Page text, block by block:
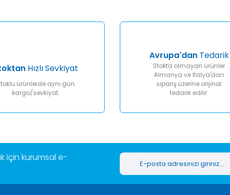
Gönder
Hızlı Sevkiyat
ürünlerde aynı gün
kargo/sevkiyat.
Avrupa'danTedarik
Stokta olmayan ürünler
Almanya ve İtalya'dan
sipariş üzerine orijinal
tedarik edilir.
için kurumsal e-